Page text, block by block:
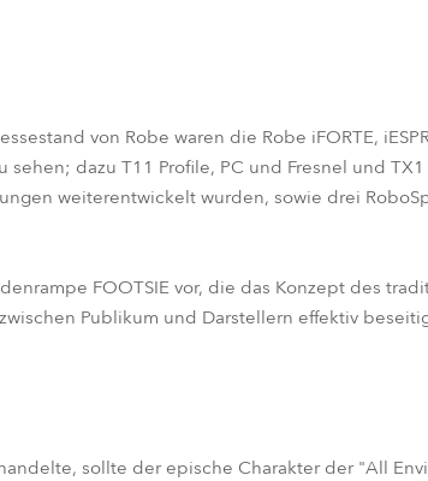
von Robe waren die Robe iFORTE,
dazu T11 Profile, PC und Fresnel und
weiterentwickelt wurden, sowie drei
FOOTSIE vor, die das Konzept des
Publikum und Darstellern effektiv
sollte der epische Charakter der "All